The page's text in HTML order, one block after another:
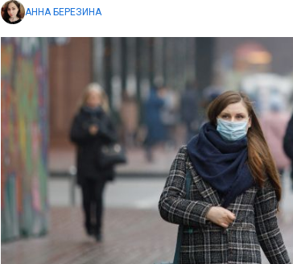
АННА БЕРЕЗИНА